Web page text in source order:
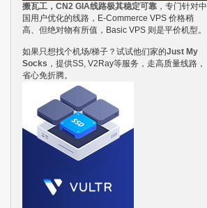
搬瓦工，CN2 GIA线路极其稳定可靠 ，专门针对中
国用户优化的线路，E-Commerce VPS 价格稍
高、但绝对物有所值，Basic VPS 则是平价机型。
如果只想找个机场/梯子？试试他们家的Just My
Socks ，提供SS, V2Ray等服务，走高质量线路，
省心免折腾。